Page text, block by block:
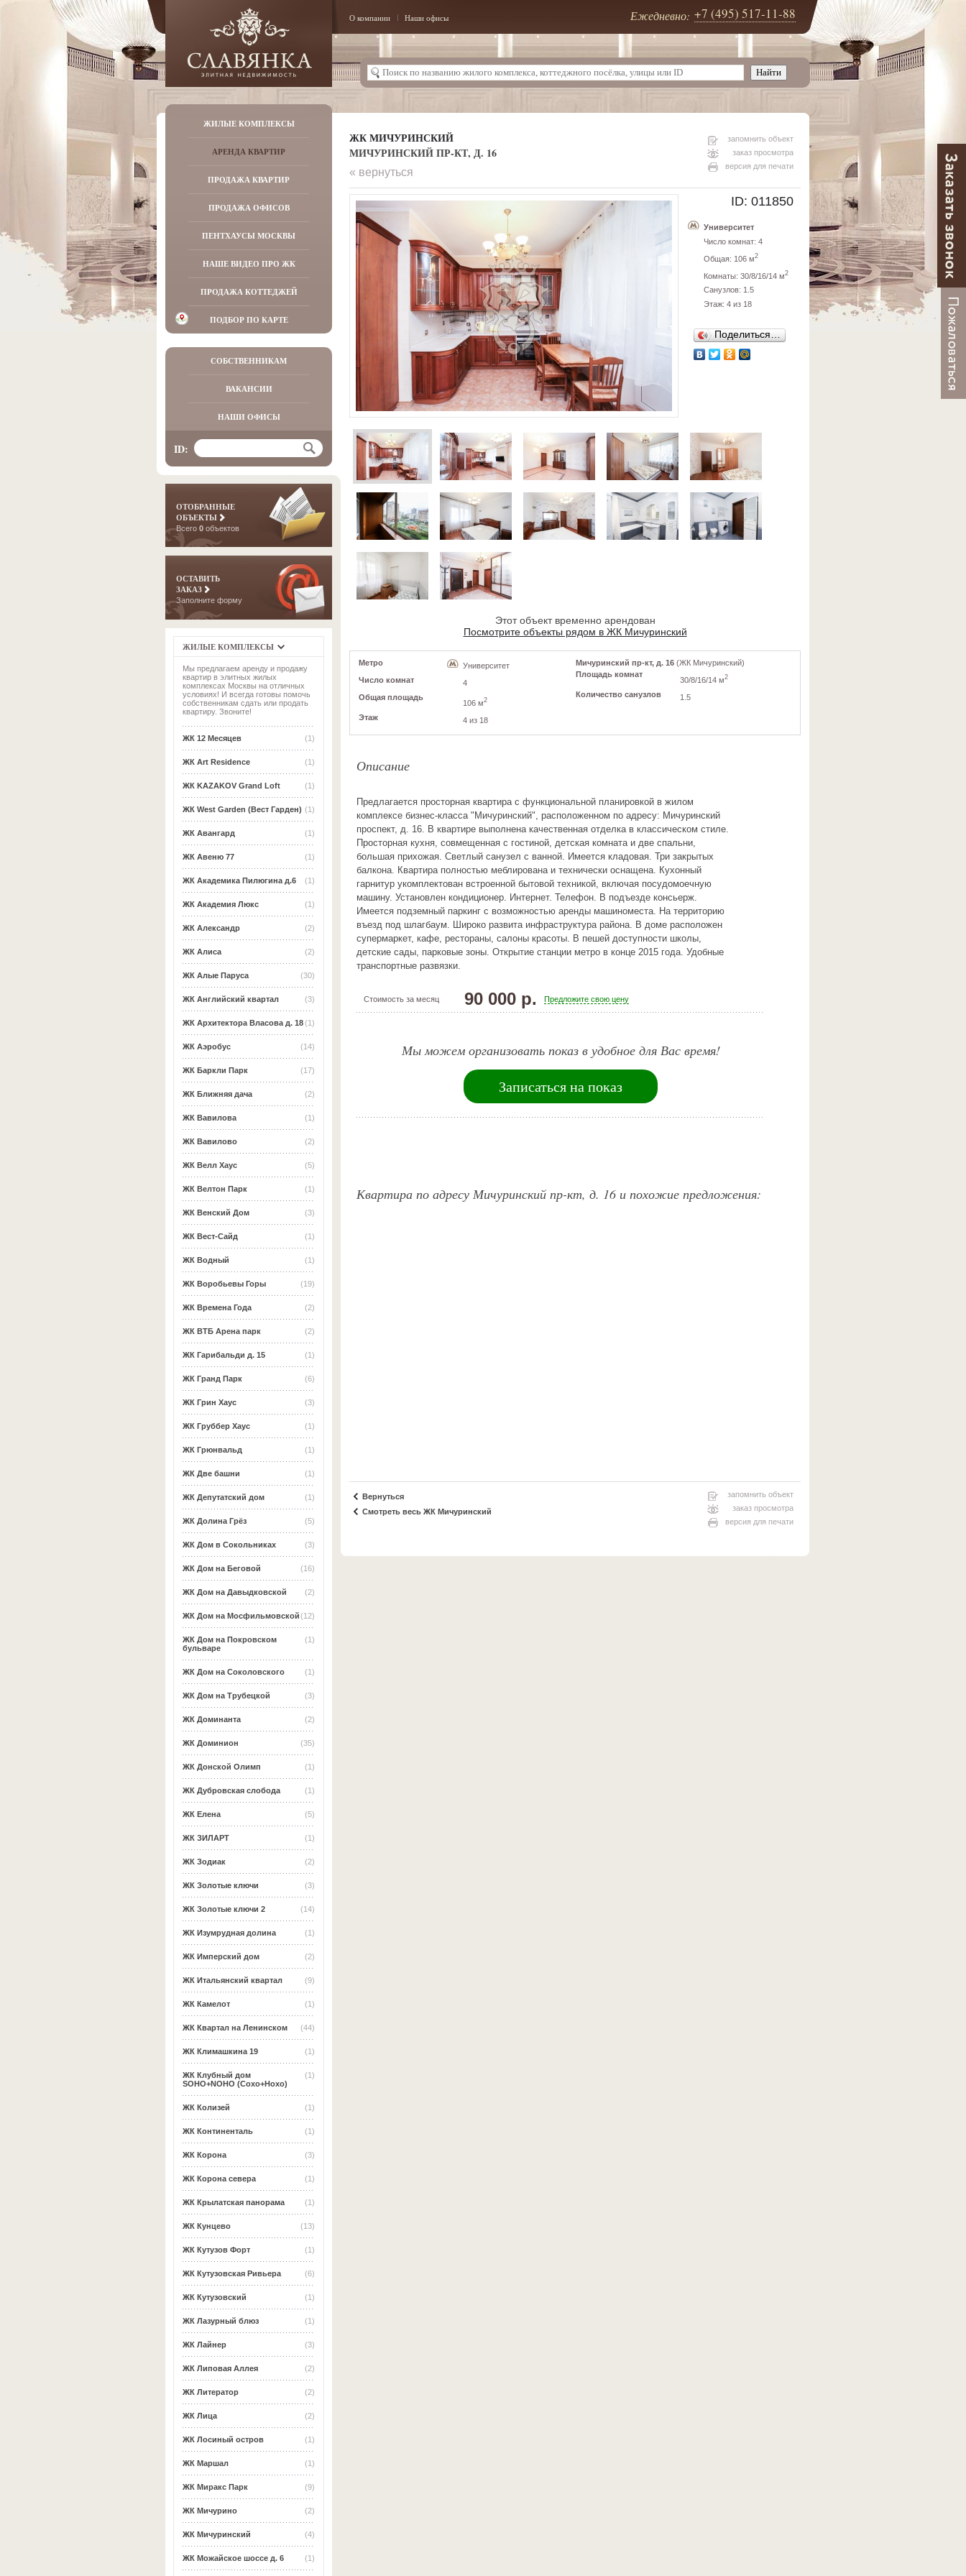
О компании Наши офисы Ежедневно: +7 (495) 517-11-88
ЖИЛЫЕ КОМПЛЕКСЫ
АРЕНДА КВАРТИР
ПРОДАЖА КВАРТИР
ПРОДАЖА ОФИСОВ
ПЕНТХАУСЫ МОСКВЫ
НАШЕ ВИДЕО ПРО ЖК
ПРОДАЖА КОТТЕДЖЕЙ
ПОДБОР ПО КАРТЕ
СОБСТВЕННИКАМ
ВАКАНСИИ
НАШИ ОФИСЫ
ID:
ОТОБРАННЫЕ
ОБЪЕКТЫ
Всего 0 объектов
ОСТАВИТЬ
ЗАКАЗ
Заполните форму
ЖИЛЫЕ КОМПЛЕКСЫ
Мы предлагаем аренду и продажу
квартир в элитных жилых
комплексах Москвы на отличных
условиях! И всегда готовы помочь
собственникам сдать или продать
квартиру. Звоните!
(1)
ЖК 12 Месяцев
(1)
ЖК Art Residence
(1)
ЖК KAZAKOV Grand Loft
(1)
ЖК West Garden (Вест Гарден)
(1)
ЖК Авангард
(1)
ЖК Авеню 77
(1)
ЖК Академика Пилюгина д.6
(1)
ЖК Академия Люкс
(2)
ЖК Александр
(2)
ЖК Алиса
(30)
ЖК Алые Паруса
(3)
ЖК Английский квартал
(1)
ЖК Архитектора Власова д. 18
(14)
ЖК Аэробус
(17)
ЖК Баркли Парк
(2)
ЖК Ближняя дача
(1)
ЖК Вавилова
(2)
ЖК Вавилово
(5)
ЖК Велл Хаус
(1)
ЖК Велтон Парк
(3)
ЖК Венский Дом
(1)
ЖК Вест-Сайд
(1)
ЖК Водный
(19)
ЖК Воробьевы Горы
(2)
ЖК Времена Года
(2)
ЖК ВТБ Арена парк
(1)
ЖК Гарибальди д. 15
(6)
ЖК Гранд Парк
(3)
ЖК Грин Хаус
(1)
ЖК Груббер Хаус
(1)
ЖК Грюнвальд
(1)
ЖК Две башни
(1)
ЖК Депутатский дом
(5)
ЖК Долина Грёз
(3)
ЖК Дом в Сокольниках
(16)
ЖК Дом на Беговой
(2)
ЖК Дом на Давыдковской
(12)
ЖК Дом на Мосфильмовской
(1)
ЖК Дом на Покровском
бульваре
(1)
ЖК Дом на Соколовского
(3)
ЖК Дом на Трубецкой
(2)
ЖК Доминанта
(35)
ЖК Доминион
(1)
ЖК Донской Олимп
(1)
ЖК Дубровская слобода
(5)
ЖК Елена
(1)
ЖК ЗИЛАРТ
(2)
ЖК Зодиак
(3)
ЖК Золотые ключи
(14)
ЖК Золотые ключи 2
(1)
ЖК Изумрудная долина
(2)
ЖК Имперский дом
(9)
ЖК Итальянский квартал
(1)
ЖК Камелот
(44)
ЖК Квартал на Ленинском
(1)
ЖК Климашкина 19
(1)
ЖК Клубный дом
SOHO+NOHO (Сохо+Нохо)
(1)
ЖК Колизей
(1)
ЖК Континенталь
(3)
ЖК Корона
(1)
ЖК Корона севера
(1)
ЖК Крылатская панорама
(13)
ЖК Кунцево
(1)
ЖК Кутузов Форт
(6)
ЖК Кутузовская Ривьера
(1)
ЖК Кутузовский
(1)
ЖК Лазурный блюз
(3)
ЖК Лайнер
(2)
ЖК Липовая Аллея
(2)
ЖК Литератор
(2)
ЖК Лица
(1)
ЖК Лосиный остров
(1)
ЖК Маршал
(9)
ЖК Миракс Парк
(2)
ЖК Мичурино
(4)
ЖК Мичуринский
(1)
ЖК Можайское шоссе д. 6
ЖК МИЧУРИНСКИЙ
МИЧУРИНСКИЙ ПР-КТ, Д. 16
запомнить объект
заказ просмотра
версия для печати
« вернуться
ID: 011850
Университет
Число комнат: 4
Общая: 106 м2
Комнаты: 30/8/16/14 м2
Санузлов: 1.5
Этаж: 4 из 18
Поделиться…
Этот объект временно арендован
Посмотрите объекты рядом в ЖК Мичуринский
Метро
Университет
Число комнат
4
Общая площадь
106 м2
Этаж 4 из 18
Мичуринский пр-кт, д. 16 (ЖК Мичуринский)
Площадь комнат
30/8/16/14 м2
Количество санузлов 1.5
Описание
Предлагается просторная квартира с функциональной планировкой в жилом
комплексе бизнес-класса "Мичуринский", расположенном по адресу: Мичуринский
проспект, д. 16. В квартире выполнена качественная отделка в классическом стиле.
Просторная кухня, совмещенная с гостиной, детская комната и две спальни,
большая прихожая. Светлый санузел с ванной. Имеется кладовая. Три закрытых
балкона. Квартира полностью меблирована и технически оснащена. Кухонный
гарнитур укомплектован встроенной бытовой техникой, включая посудомоечную
машину. Установлен кондиционер. Интернет. Телефон. В подъезде консьерж.
Имеется подземный паркинг с возможностью аренды машиноместа. На территорию
въезд под шлагбаум. Широко развита инфраструктура района. В доме расположен
супермаркет, кафе, рестораны, салоны красоты. В пешей доступности школы,
детские сады, парковые зоны. Открытие станции метро в конце 2015 года. Удобные
транспортные развязки.
Стоимость за месяц 90 000 р. Предложите свою цену
Мы можем организовать показ в удобное для Вас время!
Записаться на показ
Квартира по адресу Мичуринский пр-кт, д. 16 и похожие предложения:
Вернуться
Смотреть весь ЖК Мичуринский
запомнить объект
заказ просмотра
версия для печати